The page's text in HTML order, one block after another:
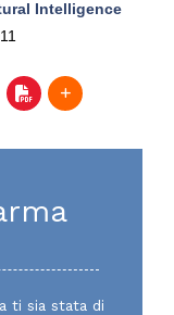
Intelligence
ti sia stata di